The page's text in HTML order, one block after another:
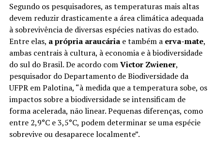
Segundo os pesquisadores, as temperaturas mais altas
devem reduzir drasticamente a área climática adequada
à sobrevivência de diversas espécies nativas do estado.
Entre elas, a própria araucáriae também a erva-mate,
ambas centrais à cultura, à economia e à biodiversidade
do sul do Brasil. De acordo comVictor Zwiener,
pesquisador do Departamento de Biodiversidade da
UFPR em Palotina, “à medida que a temperatura sobe, os
impactos sobre a biodiversidade se intensificam de
forma acelerada, não linear. Pequenas diferenças, como
entre 2,9°C e 3,5°C, podem determinar se uma espécie
sobrevive ou desaparece localmente”.